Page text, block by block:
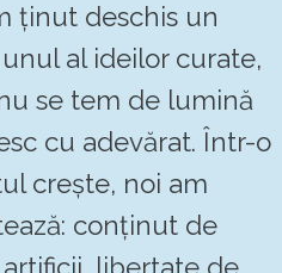
ținut deschis un
al ideilor curate,
se tem de lumină
cu adevărat. Într-o
crește, noi am
conținut de